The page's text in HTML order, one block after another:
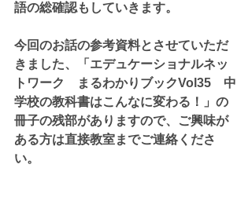
語の総確認もしていきます。
今回のお話の参考資料とさせていただ
きました、「エデュケーショナルネッ
トワーク　まるわかりブックVol35　中
学校の教科書はこんなに変わる！」の
冊子の残部がありますので、ご興味が
ある方は直接教室までご連絡くださ
い。